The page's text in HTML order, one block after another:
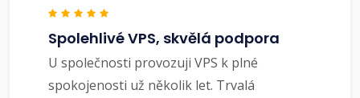
Spolehlivé VPS, skvělá podpora
U společnosti provozuji VPS k plné
spokojenosti už několik let. Trvalá